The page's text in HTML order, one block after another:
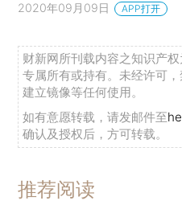
2020年09月09日 APP打开
财新网所刊载内容之知识产
专属所有或持有。未经许可
建立镜像等任何使用。
如有意愿转载，请发邮件至
确认及授权后，方可转载。
推荐阅读